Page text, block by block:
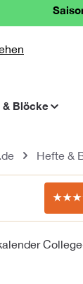
& Blöcke
Hefte &